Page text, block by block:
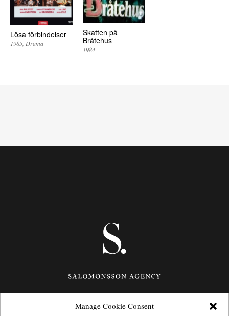
Manage Cookie Consent
Lösa förbindelser
1985 Drama
Skatten på
Bråtehus
1984
Götgatan 27,116 21Stockholm,